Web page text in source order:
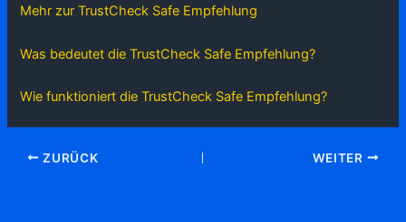
Mehr zur TrustCheck Safe Empfehlung
Was bedeutet die TrustCheck Safe Empfehlung?
Wie funktioniert die TrustCheck Safe Empfehlung?
ZURÜCK WEITER